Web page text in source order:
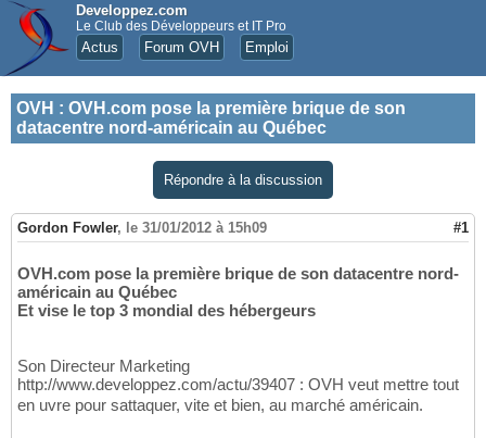
Developpez.com
Le Club des Développeurs et IT Pro
Actus Forum OVH Emploi
OVH : OVH.com pose la première brique de son
datacentre nord-américain au Québec
Répondre à la discussion
Gordon Fowler, le 31/01/2012 à 15h09 #1
OVH.com pose la première brique de son datacentre nord-
américain au Québec
Et vise le top 3 mondial des hébergeurs
Son Directeur Marketing
http://www.developpez.com/actu/39407 : OVH veut mettre tout
en uvre pour sattaquer, vite et bien, au marché américain.